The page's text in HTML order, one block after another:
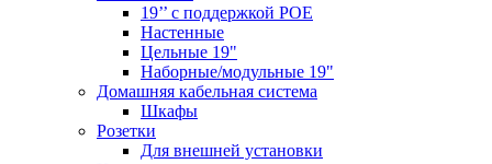
19’’ с поддержкой POE
Настенные
Цельные 19"
Наборные/модульные 19"
Домашняя кабельная система
Шкафы
Розетки
Для внешней установки